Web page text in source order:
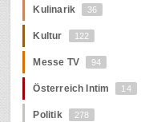
Kulinarik 36
Kultur 122
Messe TV 94
Österreich Intim 14
Politik 278